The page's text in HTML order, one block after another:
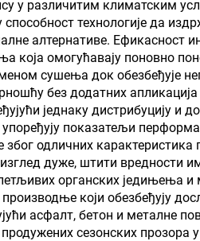
и
својства
у различитим климатским
технологије да
алтернативе. Ефикасност
која омогућавају поновно
сушења док обезбеђује
без додатних
једнаку дистрибуцију и
показатељи
одличних
дуже, штити вредности
органских једињења
који обезбеђују
асфалт, бетон и металне
сезонских прозора